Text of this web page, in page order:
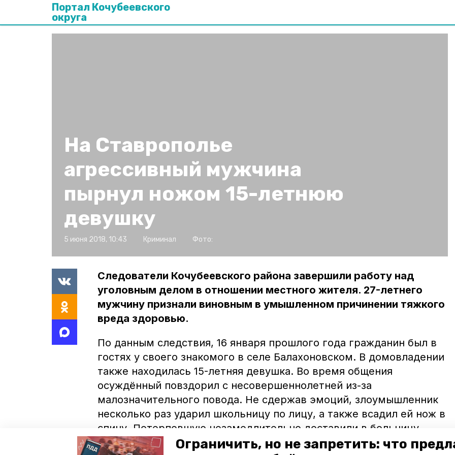
Ограничить, но не запретить: что
Портал Кочубеевского
округа
На Ставрополье
агрессивный мужчина
пырнул ножом 15-летнюю
девушку
5 июня 2018, 10:43 Криминал Фото:
Следователи Кочубеевского района завершили работу над
уголовным делом в отношении местного жителя. 27-летнего
мужчину признали виновным в умышленном причинении тяжкого
вреда здоровью.
По данным следствия, 16 января прошлого года гражданин был в
гостях у своего знакомого в селе Балахоновском. В домовладении
также находилась 15-летняя девушка. Во время общения
осуждённый повздорил с несовершеннолетней из-за
малозначительного повода. Не сдержав эмоций, злоумышленник
несколько раз ударил школьницу по лицу, а также всадил ей нож в
спину. Потерпевшую незамедлительно доставили в больницу.